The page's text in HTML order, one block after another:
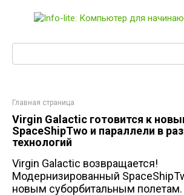
Главная страница
Virgin Galactic готовится к
SpaceShipTwo и параллели в
технологий
Virgin Galactic возвращается!
Модернизированный
новым суборбитальным полетам.